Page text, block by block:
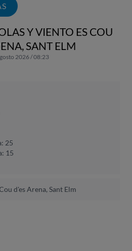
Y VIENTO ES COU
SANT ELM
2026 / 08:23
25
15
d'es Arena, Sant Elm